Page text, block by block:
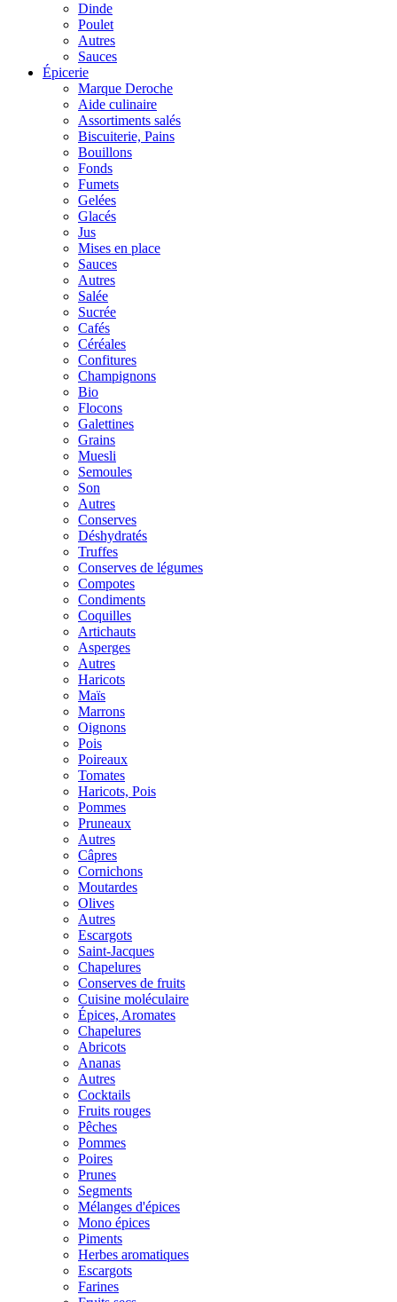
Dinde
Poulet
Autres
Sauces
Épicerie
Marque Deroche
Aide culinaire
Assortiments salés
Biscuiterie, Pains
Bouillons
Fonds
Fumets
Gelées
Glacés
Jus
Mises en place
Sauces
Autres
Salée
Sucrée
Cafés
Céréales
Confitures
Champignons
Bio
Flocons
Galettines
Grains
Muesli
Semoules
Son
Autres
Conserves
Déshydratés
Truffes
Conserves de légumes
Compotes
Condiments
Coquilles
Artichauts
Asperges
Autres
Haricots
Maïs
Marrons
Oignons
Pois
Poireaux
Tomates
Haricots, Pois
Pommes
Pruneaux
Autres
Câpres
Cornichons
Moutardes
Olives
Autres
Escargots
Saint-Jacques
Chapelures
Conserves de fruits
Cuisine moléculaire
Épices, Aromates
Chapelures
Abricots
Ananas
Autres
Cocktails
Fruits rouges
Pêches
Pommes
Poires
Prunes
Segments
Mélanges d'épices
Mono épices
Piments
Herbes aromatiques
Escargots
Farines